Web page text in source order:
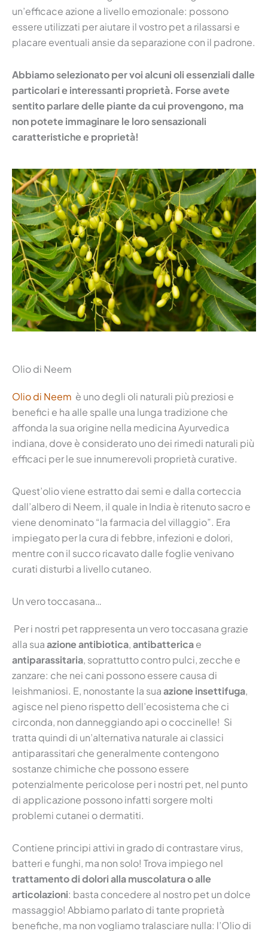
un’efficace azione a livello emozionale: possono
essere utilizzati per aiutare il vostro pet a rilassarsi e
placare eventuali ansie da separazione con il padrone.
Abbiamo selezionato per voi alcuni oli essenziali dalle
particolari e interessanti proprietà. Forse avete
sentito parlare delle piante da cui provengono, ma
non potete immaginare le loro sensazionali
caratteristiche e proprietà!
Olio di Neem
Olio di Neem è uno degli oli naturali più preziosi e
benefici e ha alle spalle una lunga tradizione che
affonda la sua origine nella medicina Ayurvedica
indiana, dove è considerato uno dei rimedi naturali più
efficaci per le sue innumerevoli proprietà curative.
Quest’olio viene estratto dai semi e dalla corteccia
dall’albero di Neem, il quale in India è ritenuto sacro e
viene denominato “la farmacia del villaggio”. Era
impiegato per la cura di febbre, infezioni e dolori,
mentre con il succo ricavato dalle foglie venivano
curati disturbi a livello cutaneo.
Un vero toccasana…
Per i nostri pet rappresenta un vero toccasana grazie
alla suaazione antibiotica,antibattericae
antiparassitaria, soprattutto contro pulci, zecche e
zanzare: che nei cani possono essere causa di
leishmaniosi. E, nonostante la suaazione insettifuga,
agisce nel pieno rispetto dell’ecosistema che ci
circonda, non danneggiando api o coccinelle! Si
tratta quindi di un’alternativa naturale ai classici
antiparassitari che generalmente contengono
sostanze chimiche che possono essere
potenzialmente pericolose per i nostri pet, nel punto
di applicazione possono infatti sorgere molti
problemi cutanei o dermatiti.
Contiene principi attivi in grado di contrastare virus,
batteri e funghi, ma non solo! Trova impiego nel
trattamento di dolori alla muscolatura o alle
articolazioni: basta concedere al nostro pet un dolce
massaggio! Abbiamo parlato di tante proprietà
benefiche, ma non vogliamo tralasciare nulla: l’Olio di